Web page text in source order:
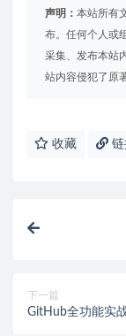
声明： 本站所有
布。任何个人或
采集、发布本站
站内容侵犯了原
收藏
下一篇
GitHub全功能实